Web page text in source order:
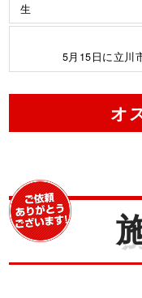
生
5月15日に立川
オ